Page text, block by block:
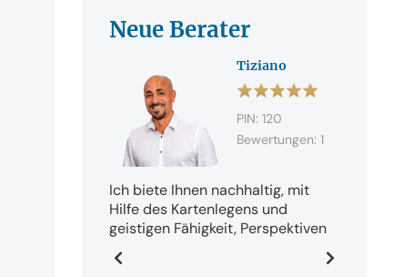
Neue Berater
Tiziano
PIN: 120
Bewertungen: 1
Ich biete Ihnen nachhaltig, mit
Hilfe des Kartenlegens und
geistigen Fähigkeit, Perspektiven
und Anregungen zur Lösung Ihrer
Probleme in allen Lebensfragen.